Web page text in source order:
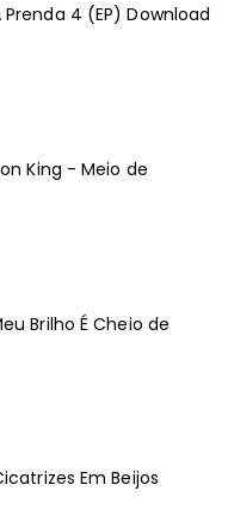
4 (EP) Download
King - Meio de
Brilho É Cheio de
Em Beijos